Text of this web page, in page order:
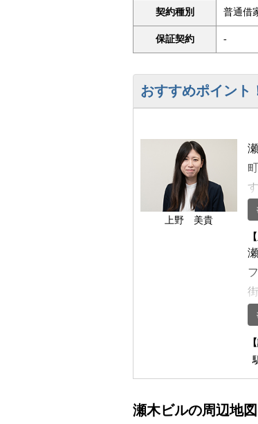
契約種別 普通借
保証契約 -
おすすめポイント
上野 美貴
瀬木ビルの周辺地図